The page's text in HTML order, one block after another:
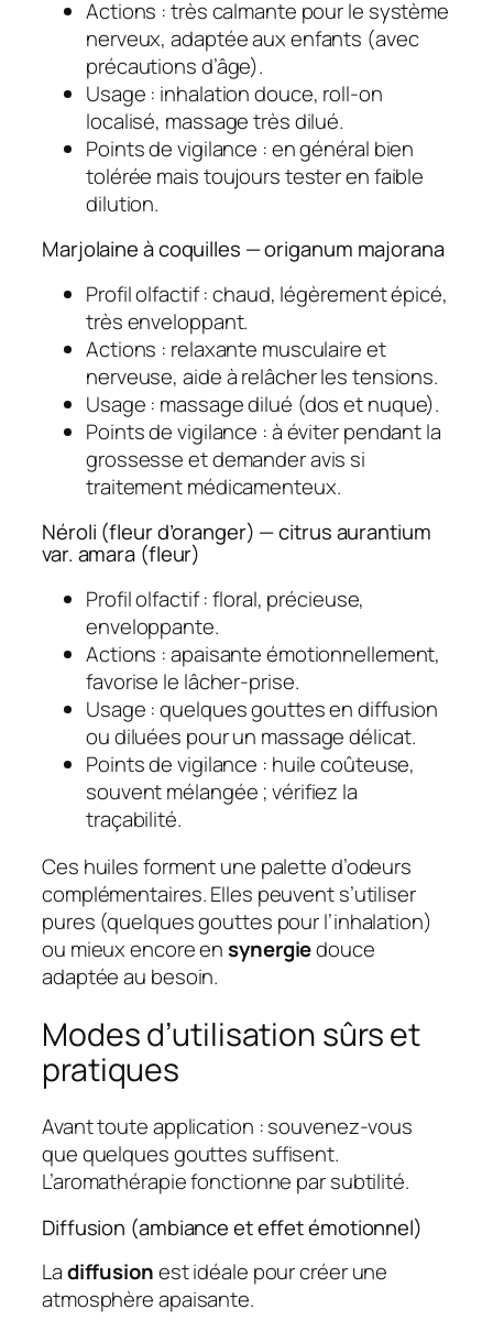
Actions : très calmante pour le système
nerveux, adaptée aux enfants (avec
précautions d’âge).
Usage : inhalation douce, roll-on
localisé, massage très dilué.
Points de vigilance : en général bien
tolérée mais toujours tester en faible
dilution.
Marjolaine à coquilles — origanum majorana
Profil olfactif : chaud, légèrement épicé,
très enveloppant.
Actions : relaxante musculaire et
nerveuse, aide à relâcher les tensions.
Usage : massage dilué (dos et nuque).
Points de vigilance : à éviter pendant la
grossesse et demander avis si
traitement médicamenteux.
Néroli (fleur d’oranger) — citrus aurantium
var. amara (fleur)
Profil olfactif : floral, précieuse,
enveloppante.
Actions : apaisante émotionnellement,
favorise le lâcher-prise.
Usage : quelques gouttes en diffusion
ou diluées pour un massage délicat.
Points de vigilance : huile coûteuse,
souvent mélangée ; vérifiez la
traçabilité.
Ces huiles forment une palette d’odeurs
complémentaires. Elles peuvent s’utiliser
pures (quelques gouttes pour l’inhalation)
ou mieux encore ensynergiedouce
adaptée au besoin.
Modes d’utilisation sûrs et
pratiques
Avant toute application : souvenez-vous
quequelques gouttes suffisent.
L’aromathérapie fonctionne par subtilité.
Diffusion (ambiance et effet émotionnel)
Ladiffusionest idéale pour créer une
atmosphère apaisante.